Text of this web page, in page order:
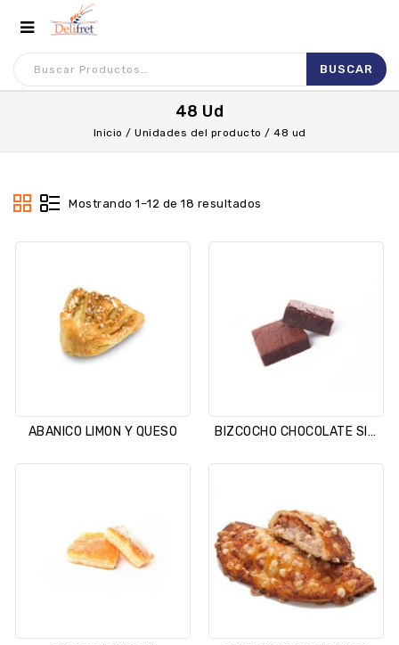
48 Ud
Inicio / Unidades del producto / 48 ud
Mostrando 1–12 de 18 resultados
ABANICO LIMON Y QUESO BIZCOCHO CHOCOLATE SIN GLUTEN